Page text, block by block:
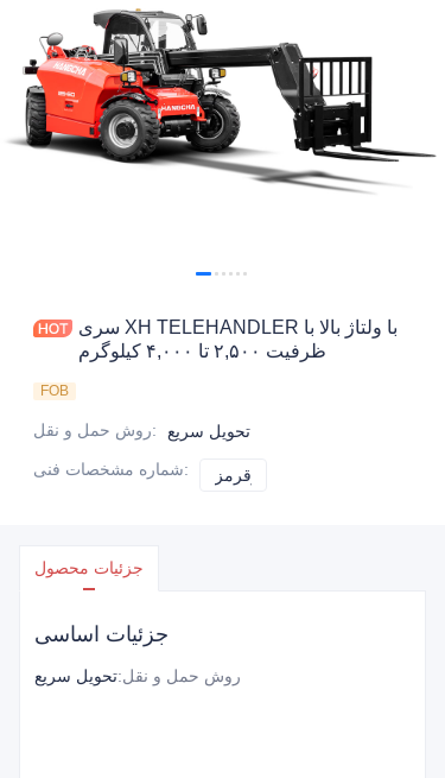
سری XH TELEHANDLER با ولتاژ بالا با
ظرفیت ۲,۵۰۰ تا ۴,۰۰۰ کیلوگرم
FOB
روش حمل و نقل:
تحویل سریع
شماره مشخصات فنی: قرمز
جزئیات محصول
جزئیات اساسی
روش حمل و نقل:تحویل سریع